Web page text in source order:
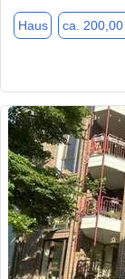
Haus ca. 200,00